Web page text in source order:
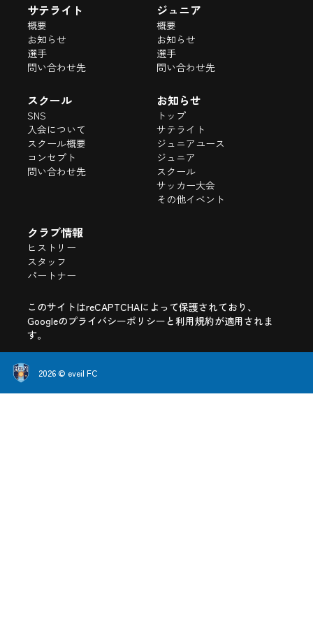
サテライト
概要
お知らせ
選手
問い合わせ先
ジュニア
概要
お知らせ
選手
問い合わせ先
スクール
SNS
入会について
スクール概要
コンセプト
問い合わせ先
お知らせ
トップ
サテライト
ジュニアユース
ジュニア
スクール
サッカー大会
その他イベント
クラブ情報
ヒストリー
スタッフ
パートナー
このサイトはreCAPTCHAによって保護されており、
Googleのプライバシーポリシー と利用規約が適用されま
す。
2026 © eveil FC